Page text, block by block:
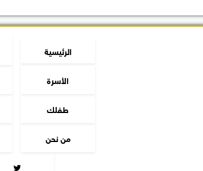
الرئيسية
الأسرة
طفلك
من نحن
